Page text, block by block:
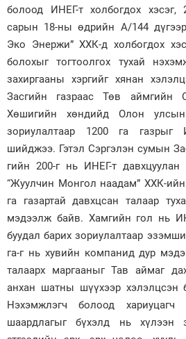
болоод ИНЕГ-т холбогдох хэсэг,
сарын 18-ны өдрийн А/144
Эко Энержи” ХХК-д холбогдох
болохыг тогтоолгох тухай
захиргааны хэргийг хянан
Засгийн газраас Төв аймгийн
Хөшигийн хөндийд Олон
зориулалтаар 1200 га газрыг
шийджээ. Гэтэл Сэргэлэн сумын
гийн 200-г нь ИНЕГ-т
“Жуулчин Монгол наадам” ХХК-ийн
га газартай давхцсан талаар
мэдээлж байв. Хамгийн гол нь
буудал барих зориулалтаар
га-г нь хувийн компанид дур
талаарх маргааныг Тав аймаг
анхан шатны шүүхээр хэлэлцсэн
Нэхэмжлэгч болоод хариуцагч
шаардлагыг бүхэлд нь хүлээн